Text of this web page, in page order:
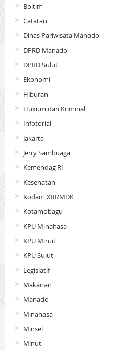
Boltim
Catatan
Dinas Pariwisata Manado
DPRD Manado
DPRD Sulut
Ekonomi
Hiburan
Hukum dan Kriminal
Infotorial
Jakarta
Jerry Sambuaga
Kemendag RI
Kesehatan
Kodam XIII/MDK
Kotamobagu
KPU Minahasa
KPU Minut
KPU Sulut
Legislatif
Makanan
Manado
Minahasa
Minsel
Minut